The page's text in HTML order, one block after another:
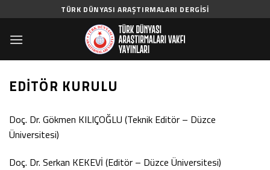
to
content
TÜRK DÜNYASI ARAŞTIRMALARI DERGISI
EDITÖR KURULU
Doç. Dr. Gökmen KILIÇOĞLU (Teknik Editör – Düzce
Üniversitesi)
Doç. Dr. Serkan KEKEVİ (Editör – Düzce Üniversitesi)